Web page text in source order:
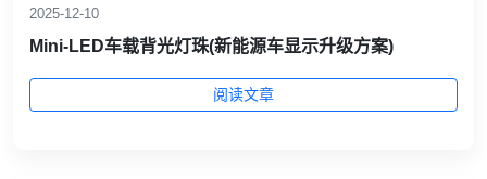
2025-12-10
Mini‑LED车载背光灯珠(新能源车显示升级方案)
阅读文章